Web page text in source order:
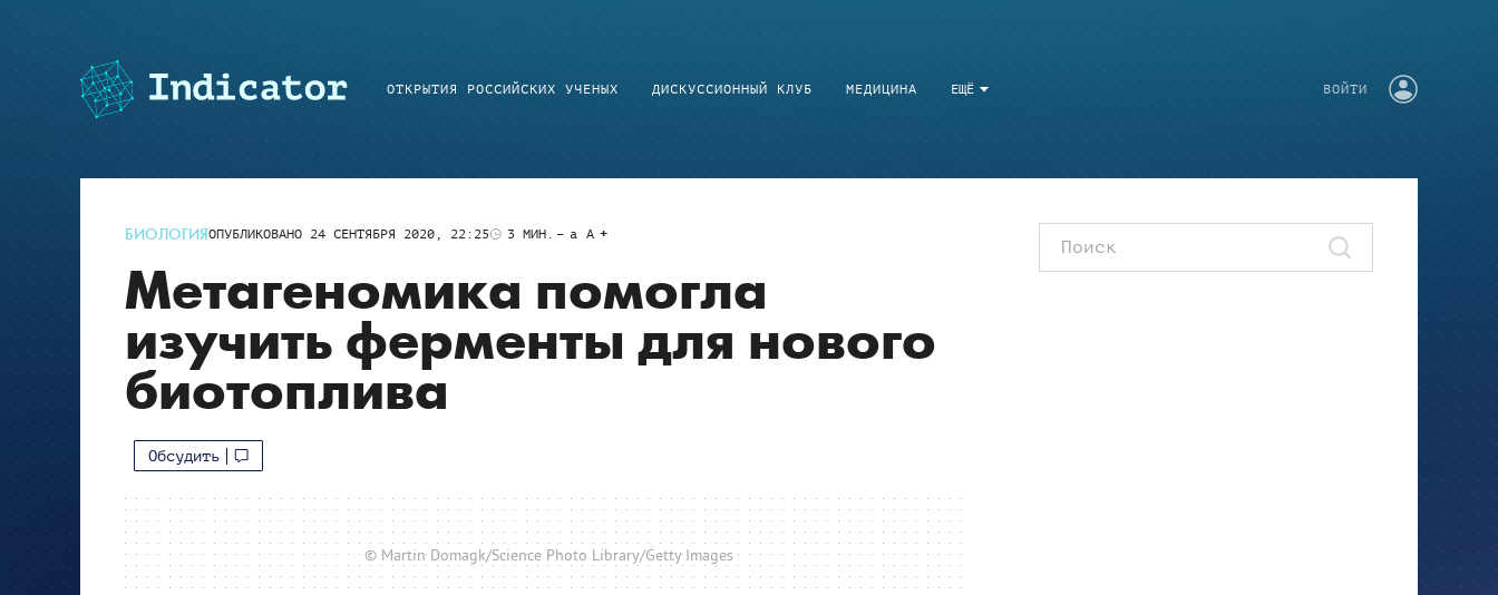
ЕЩЁ
ОТКРЫТИЯ РОССИЙСКИХ УЧЕНЫХ ДИСКУССИОННЫЙ КЛУБ МЕДИЦИНА ВОЙТИ
БИОЛОГИЯОПУБЛИКОВАНО 24 СЕНТЯБРЯ 2020, 22:25 3 МИН. a A
Метагеномика помогла
изучить ферменты для нового
биотоплива
Обсудить
© Martin Domagk/Science Photo Library/Getty Images